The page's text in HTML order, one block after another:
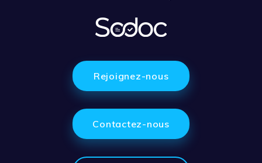
Rejoignez-nous
Contactez-nous